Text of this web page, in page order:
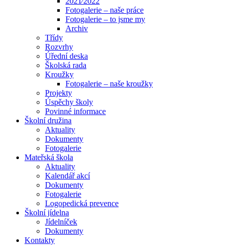
Fotogalerie – naše práce
Fotogalerie – to jsme my
Archiv
Třídy
Rozvrhy
Úřední deska
Školská rada
Kroužky
Fotogalerie – naše kroužky
Projekty
Úspěchy školy
Povinné informace
Školní družina
Aktuality
Dokumenty
Fotogalerie
Mateřská škola
Aktuality
Kalendář akcí
Dokumenty
Fotogalerie
Logopedická prevence
Školní jídelna
Jídelníček
Dokumenty
Kontakty